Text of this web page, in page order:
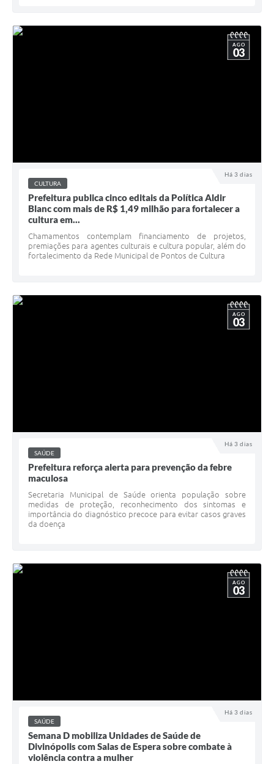
Há 3 dias
AGO
03
CULTURA
Prefeitura publica cinco editais da Política Aldir
Blanc com mais de R$ 1,49 milhão para fortalecer a
cultura em...
Chamamentos contemplam financiamento de projetos,
premiações para agentes culturais e cultura popular, além do
fortalecimento da Rede Municipal de Pontos de Cultura
Há 3 dias
AGO
03
SAÚDE
Prefeitura reforça alerta para prevenção da febre
maculosa
Secretaria Municipal de Saúde orienta população sobre
medidas de proteção, reconhecimento dos sintomas e
importância do diagnóstico precoce para evitar casos graves
da doença
Há 3 dias
AGO
03
SAÚDE
Semana D mobiliza Unidades de Saúde de
Divinópolis com Salas de Espera sobre combate à
violência contra a mulher